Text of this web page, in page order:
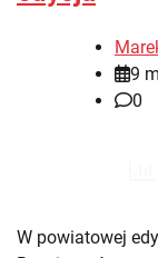
9
0
W powiatowej